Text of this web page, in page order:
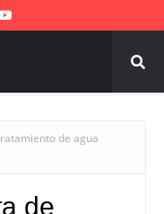
de agua
de